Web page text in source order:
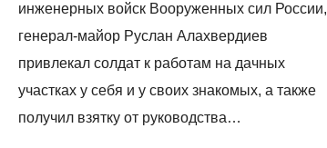
взятки брал
инженерных войск Вооруженных сил России,
генерал-майор Руслан Алахвердиев
привлекал солдат к работам на дачных
участках у себя и у своих знакомых, а также
получил взятку от руководства…